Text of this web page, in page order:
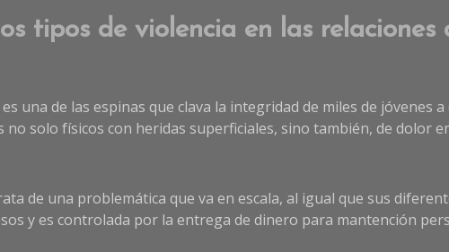
tipos de violencia en las relaciones
una de las espinas que clava la integridad de miles de jóvenes
solo físicos con heridas superficiales, sino también, de dolor
de una problemática que va en escala, al igual que sus
y es controlada por la entrega de dinero para mantención